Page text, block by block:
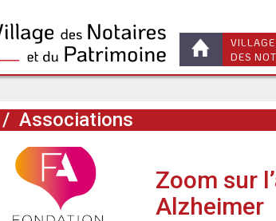
VILLAGE
DES
/ Associations
Zoom sur
Alzheimer